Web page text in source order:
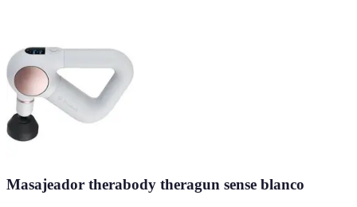
Masajeador therabody theragun sense blanco